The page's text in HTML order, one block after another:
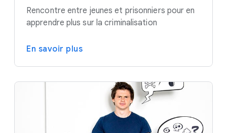
Rencontre entre jeunes et prisonniers pour en
apprendre plus sur la criminalisation
En savoir plus